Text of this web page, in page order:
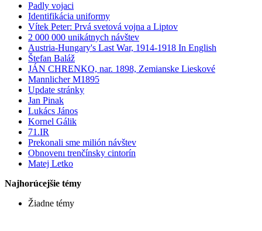
Padly vojaci
Identifikácia uniformy
Vítek Peter: Prvá svetová vojna a Liptov
2 000 000 unikátnych návštev
Austria-Hungary's Last War, 1914-1918 In English
Štefan Baláž
JÁN CHRENKO, nar. 1898, Zemianske Lieskové
Mannlicher M1895
Update stránky
Jan Pinak
Lukács János
Kornel Gálik
71.IR
Prekonali sme milión návštev
Obnovenı trenčínsky cintorín
Matej Letko
Najhorúcejšie témy
Žiadne témy